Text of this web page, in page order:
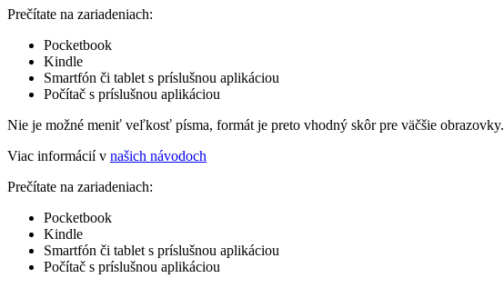
Prečítate na zariadeniach:
Pocketbook
Kindle
Smartfón či tablet s príslušnou aplikáciou
Počítač s príslušnou aplikáciou
Nie je možné meniť veľkosť písma, formát je preto vhodný skôr pre väčšie obrazovky.
Viac informácií v našich návodoch
Prečítate na zariadeniach:
Pocketbook
Kindle
Smartfón či tablet s príslušnou aplikáciou
Počítač s príslušnou aplikáciou